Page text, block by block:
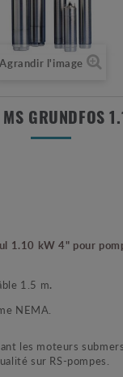
Agrandir l'image
GRUNDFOS
1.10 kW 4" pour
1.5 m.
NEMA.
les moteurs
sur RS-pompes.